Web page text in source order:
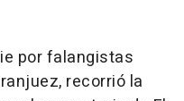
por falangistas
recorrió la